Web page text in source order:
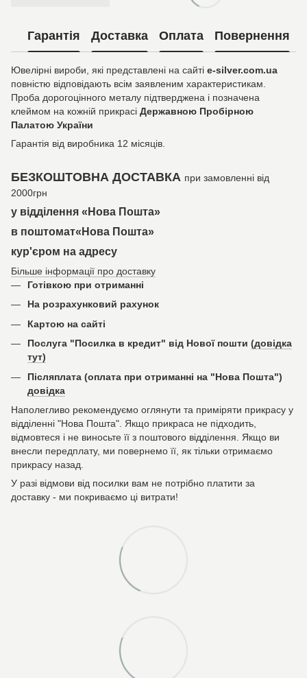
Гарантія Доставка Оплата Повернення
Ювелірні вироби, які представлені на сайті e-silver.com.ua
повністю відповідають всім заявленим характеристикам.
Проба дорогоцінного металу підтверджена і позначена
клеймом на кожній прикрасі Державною Пробірною
Палатою України
Гарантія від виробника 12 місяців.
БЕЗКОШТОВНА ДОСТАВКА при замовленні від
2000грн
у відділення «Нова Пошта»
в поштомат«Нова Пошта»
кур'єром на адресу
Більше інформації про доставку
Готівкою при отриманні
На розрахунковий рахунок
Картою на сайті
Послуга "Посилка в кредит" від Нової пошти (довідка
тут)
Післяплата (оплата при отриманні на "Нова Пошта")
довідка
Наполегливо рекомендуємо оглянути та приміряти прикрасу у
відділенні "Нова Пошта". Якщо прикраса не підходить,
відмовтеся і не виносьте її з поштового відділення. Якщо ви
внесли передплату, ми повернемо її, як тільки отримаємо
прикрасу назад.
У разі відмови від посилки вам не потрібно платити за
доставку - ми покриваємо ці витрати!